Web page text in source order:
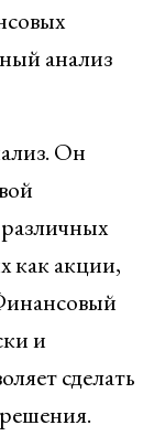
анализ
Он
как акции,
и
сделать